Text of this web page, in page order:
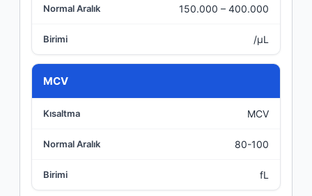
150.000 – 400.000
/µL
MCV
MCV
80-100
fL